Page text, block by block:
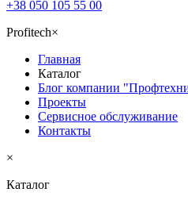
+38 050 105 55 00
Profitech×
Главная
Каталог
Блог компании
Проекты
Сервисное обслуживание
Контакты
×
Каталог